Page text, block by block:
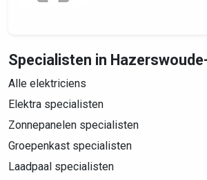
Specialisten in
Alle elektriciens
Elektra specialisten
Zonnepanelen specialisten
Groepenkast specialisten
Laadpaal specialisten